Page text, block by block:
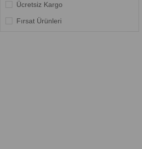
Ücretsiz Kargo
Fırsat Ürünleri